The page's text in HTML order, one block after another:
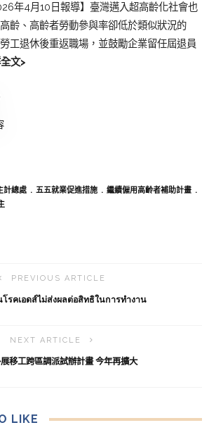
年4月10日報導】臺灣邁入超高齡化社會也
齡、高齡者勞動參與率卻低於類似狀況的
工退休後重返職場，並鼓勵企業留任屆退員
文>
計總處 五五就業促進措施
繼續僱用高齡者補助計畫
PREVIOUS ARTICLE
โรคเอดส์ไม่ส่งผลต่อสิทธิในการทำงาน
NEXT ARTICLE
移工跨區調派試辦計畫 今年再擴大
LIKE